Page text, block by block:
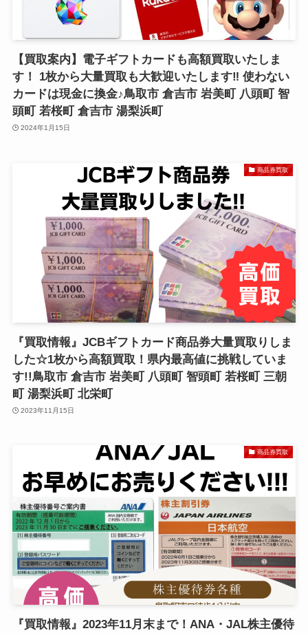
【買取案内】電子ギフトカードも高額買取いたしま
す！ 1枚から大量買取も大歓迎いたします‼ 使わない
カードは現金に換金♪鳥取市 倉吉市 岩美町 八頭町 智
頭町 若桜町 倉吉市 湯梨浜町
2024年1月15日
商品券買取
『買取情報』JCBギフトカード商品券大量買取りしま
した☆1枚から高額買取！県内最高値に挑戦していま
す!!鳥取市 倉吉市 岩美町 八頭町 智頭町 若桜町 三朝
町 湯梨浜町 北栄町
2023年11月15日
商品券買取
『買取情報』2023年11月末まで！ANA・JAL株主優待